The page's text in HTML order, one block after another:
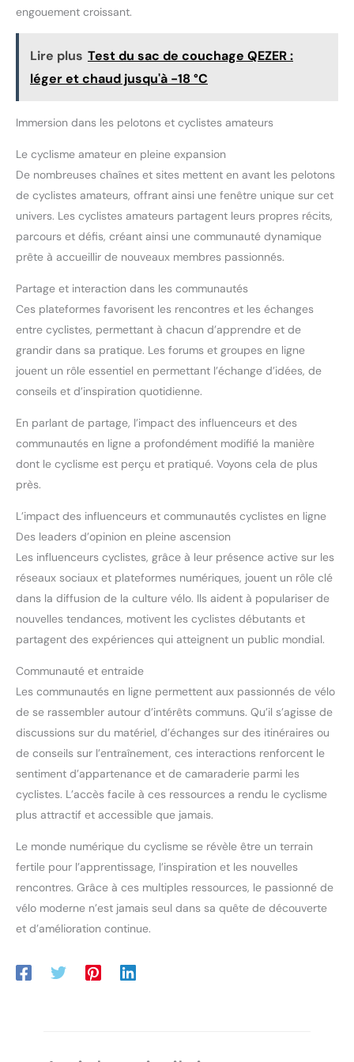
engouement croissant.
Lire plus Test du sac de couchage QEZER :
léger et chaud jusqu'à -18 °C
Immersion dans les pelotons et cyclistes amateurs
Le cyclisme amateur en pleine expansion
De nombreuses chaînes et sites mettent en avant les pelotons
de cyclistes amateurs, offrant ainsi une fenêtre unique sur cet
univers. Les cyclistes amateurs partagent leurs propres récits,
parcours et défis, créant ainsi une communauté dynamique
prête à accueillir de nouveaux membres passionnés.
Partage et interaction dans les communautés
Ces plateformes favorisent les rencontres et les échanges
entre cyclistes, permettant à chacun d’apprendre et de
grandir dans sa pratique. Les forums et groupes en ligne
jouent un rôle essentiel en permettant l’échange d’idées, de
conseils et d’inspiration quotidienne.
En parlant de partage, l’impact des influenceurs et des
communautés en ligne a profondément modifié la manière
dont le cyclisme est perçu et pratiqué. Voyons cela de plus
près.
L’impact des influenceurs et communautés cyclistes en ligne
Des leaders d’opinion en pleine ascension
Les influenceurs cyclistes, grâce à leur présence active sur les
réseaux sociaux et plateformes numériques, jouent un rôle clé
dans la diffusion de la culture vélo. Ils aident à populariser de
nouvelles tendances, motivent les cyclistes débutants et
partagent des expériences qui atteignent un public mondial.
Communauté et entraide
Les communautés en ligne permettent aux passionnés de vélo
de se rassembler autour d’intérêts communs. Qu’il s’agisse de
discussions sur du matériel, d’échanges sur des itinéraires ou
de conseils sur l’entraînement, ces interactions renforcent le
sentiment d’appartenance et de camaraderie parmi les
cyclistes. L’accès facile à ces ressources a rendu le cyclisme
plus attractif et accessible que jamais.
Le monde numérique du cyclisme se révèle être un terrain
fertile pour l’apprentissage, l’inspiration et les nouvelles
rencontres. Grâce à ces multiples ressources, le passionné de
vélo moderne n’est jamais seul dans sa quête de découverte
et d’amélioration continue.